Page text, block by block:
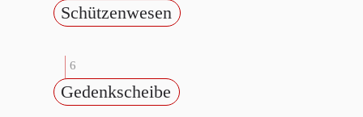
Schützenwesen
6
Gedenkscheibe